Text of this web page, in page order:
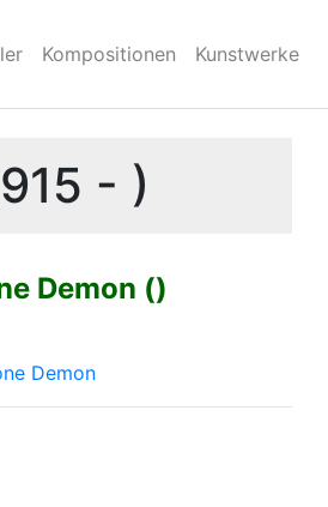
Kompositionen Kunstwerke
- )
Demon ()
Demon